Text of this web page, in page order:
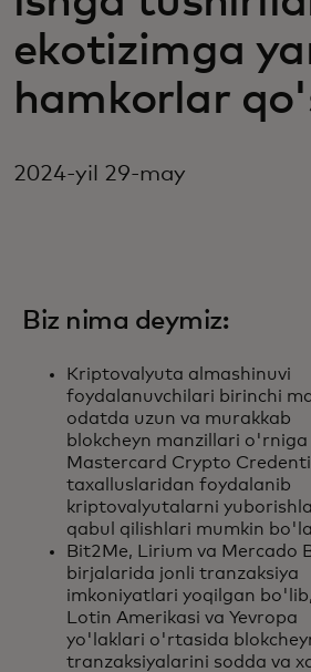
ekotizimga
hamkorlar
2024-yil 29-may
Biz nima deymiz:
Kriptovalyuta almashinuvi
foydalanuvchilari birinchi
odatda uzun va murakkab
blokcheyn manzillari o'rniga
Mastercard Crypto
taxalluslaridan foydalanib
kriptovalyutalarni
qabul qilishlari mumkin
Bit2Me, Lirium va Mercado
birjalarida jonli tranzaksiya
imkoniyatlari yoqilgan
Lotin Amerikasi va Yevropa
yo'laklari o'rtasida
tranzaksiyalarini sodda va